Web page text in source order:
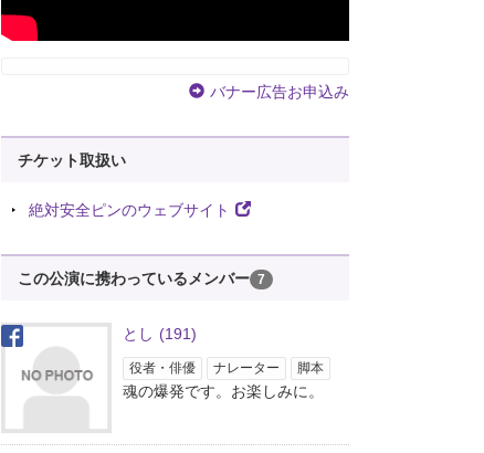
バナー広告お申込み
チケット取扱い
絶対安全ピンのウェブサイト
この公演に携わっているメンバー 7
とし (191)
役者・俳優 ナレーター 脚本
魂の爆発です。お楽しみに。